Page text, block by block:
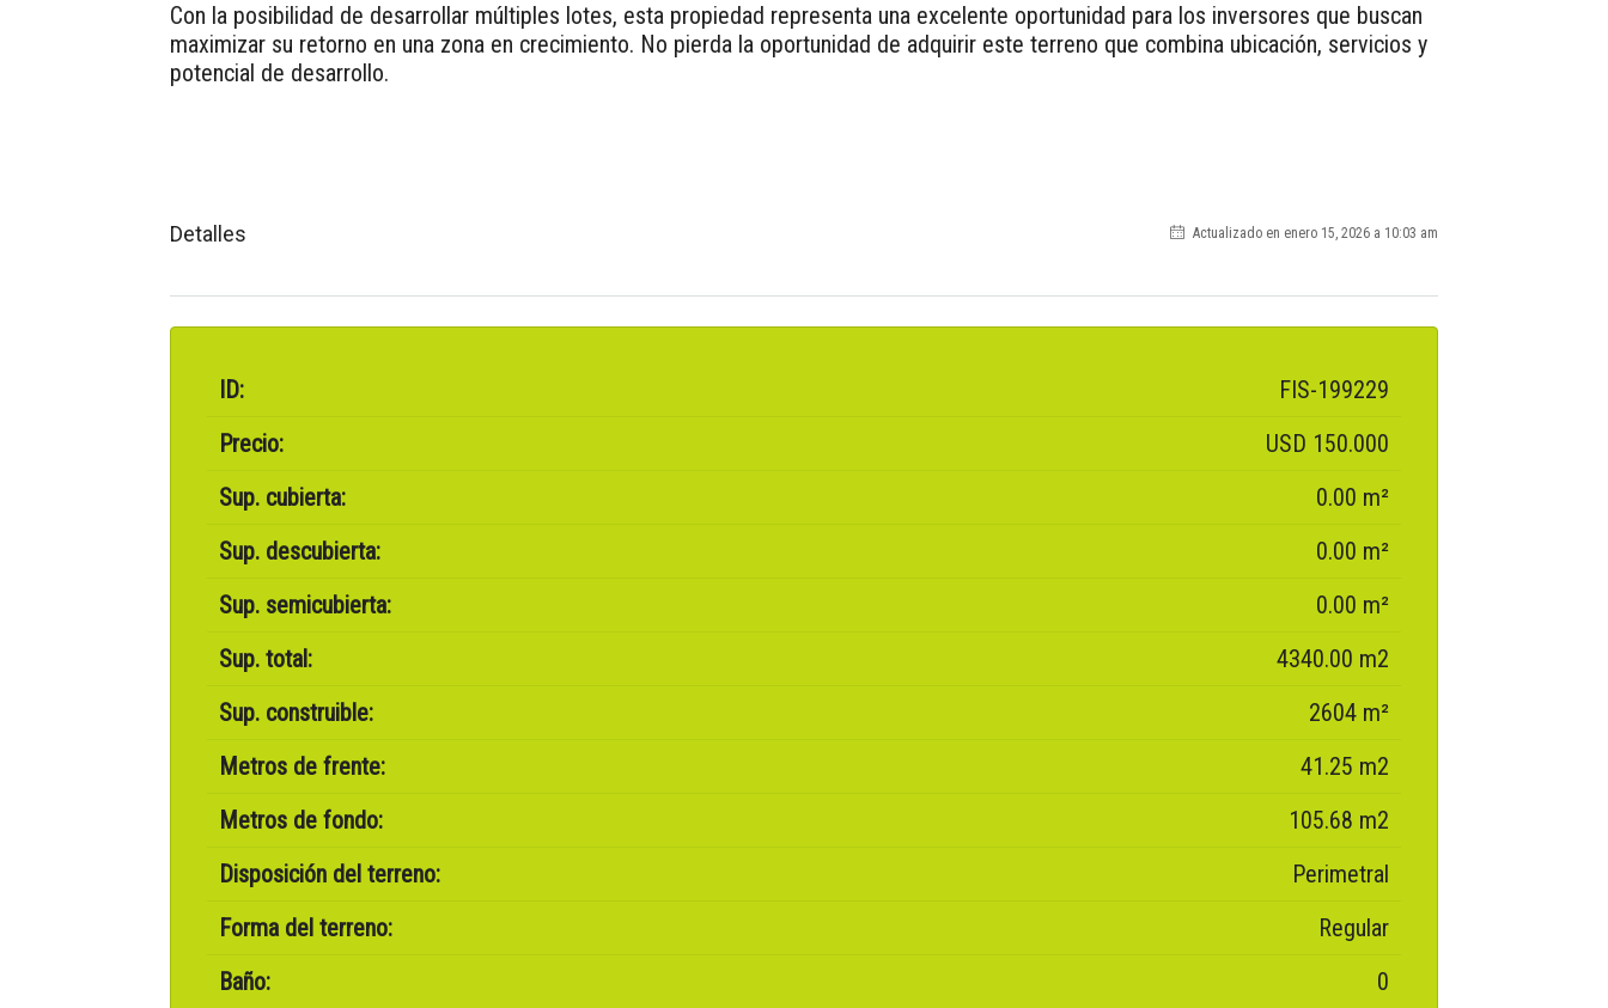
Con la posibilidad de desarrollar múltiples lotes, esta propiedad representa una excelente oportunidad para los inversores que buscan
maximizar su retorno en una zona en crecimiento. No pierda la oportunidad de adquirir este terreno que combina ubicación, servicios y
potencial de desarrollo.
Detalles Actualizado en enero 15, 2026 a 10:03 am
ID:
FIS-199229
Precio:
USD 150.000
Sup. cubierta:
0.00 m²
Sup. descubierta:
0.00 m²
Sup. semicubierta:
0.00 m²
Sup. total:
4340.00 m2
Sup. construible:
2604 m²
Metros de frente:
41.25 m2
Metros de fondo:
105.68 m2
Disposición del terreno:
Perimetral
Forma del terreno:
Regular
Baño:
0